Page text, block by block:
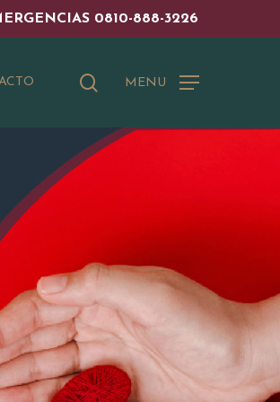
0810-888-3226
buscar
MENU